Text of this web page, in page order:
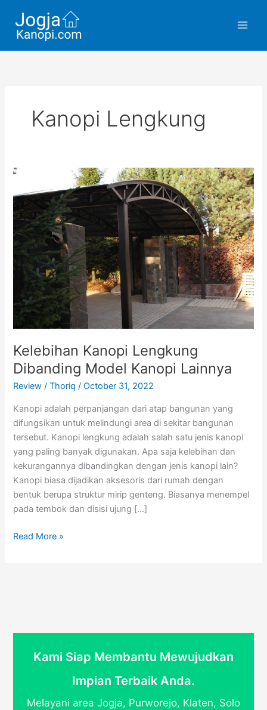
content
Kanopi Lengkung
Kelebihan Kanopi Lengkung
Dibanding Model Kanopi Lainnya
Review /Thoriq/October 31, 2022
Kanopi adalah perpanjangan dari atap bangunan yang
difungsikan untuk melindungi area di sekitar bangunan
tersebut. Kanopi lengkung adalah salah satu jenis kanopi
yang paling banyak digunakan. Apa saja kelebihan dan
kekurangannya dibandingkan dengan jenis kanopi lain?
Kanopi biasa dijadikan aksesoris dari rumah dengan
bentuk berupa struktur mirip genteng. Biasanya menempel
pada tembok dan disisi ujung […]
Kelebihan
Read More »
Kami Siap Membantu Mewujudkan
Impian Terbaik Anda.
Melayani area Jogja, Purworejo, Klaten, Solo